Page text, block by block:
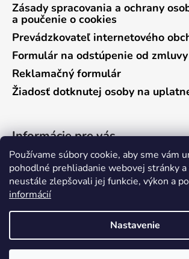
Používame súbory cookie, aby sme vám
pohodlné prehliadanie webovej stránky a
neustále zlepšovali jej funkcie, výkon a
informácií
Nastavenie
Zásady spracovania a ochrany
a poučenie o cookies
Prevádzkovateľ internetového
Formulár na odstúpenie od zmluvy
Reklamačný formulár
Žiadosť dotknutej osoby na
Informácie pre vás
Predajňa Vráble
Predajňa Pieštany
Ako nakupovať